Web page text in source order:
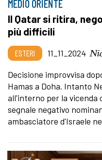
MEDIO ORIENTE
Il Qatar si ritira,
più difficili
ESTERI 11_11_2024
Decisione improvvisa
Hamas a Doha. Intanto
all'interno per la vicenda
segnale negativo
ambasciatore d'Israele